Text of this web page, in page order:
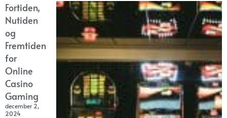
Fortiden,
Nutiden
og
Fremtiden
for
Online
Casino
Gaming
december 2,
2024